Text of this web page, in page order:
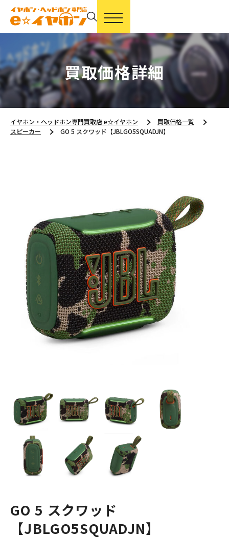
買取価格詳細
イヤホン・ヘッドホン専門買取店 e☆イヤホン
買取価格一覧
スピーカー
GO 5 スクワッド【JBLGO5SQUADJN】
GO 5 スクワッド
【JBLGO5SQUADJN】